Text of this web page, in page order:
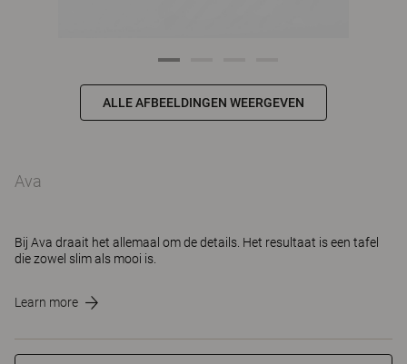
ALLE AFBEELDINGEN WEERGEVEN
Ava
Bij Ava draait het allemaal om de details. Het resultaat is een tafel
die zowel slim als mooi is.
Learn more